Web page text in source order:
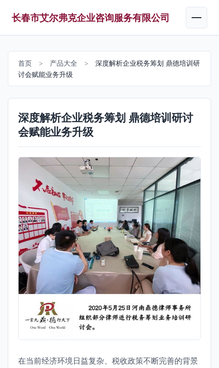
长春市艾尔弗克企业咨询服务有限公司
首页 > 产品大全 >
深度解析企业税务筹划 鼎德培训研
讨会赋能业务升级
深度解析企业税务筹划 鼎德培训研讨
会赋能业务升级
在当前经济环境日益复杂、税收政策不断完善的背景